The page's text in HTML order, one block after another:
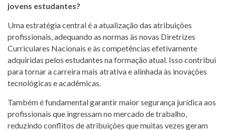
jovens estudantes?
Uma estratégia central é a atualização das atribuições
profissionais, adequando as normas às novas Diretrizes
Curriculares Nacionais e às competências efetivamente
adquiridas pelos estudantes na formação atual. Isso contribui
para tornar a carreira mais atrativa e alinhada às inovações
tecnológicas e acadêmicas.
Também é fundamental garantir maior segurança jurídica aos
profissionais que ingressam no mercado de trabalho,
reduzindo conflitos de atribuições que muitas vezes geram